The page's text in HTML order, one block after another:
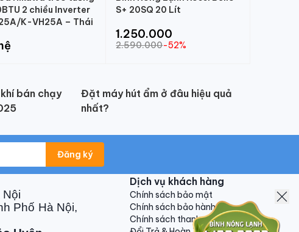
2 chiều Inverter
K-VH25A – Thái
S+ 20SQ 20 Lít
1.250.000
2.590.000-52%
bán chạy
Đặt máy hút ẩm ở đâu hiệu quả
nhất?
Đăng ký
Phố Hà Nội,
Dịch vụ khách hàng
Chính sách bảo mật
Chính sách bảo hành
Chính sách thanh toán